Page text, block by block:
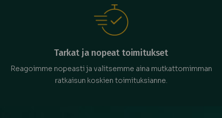
Tarkat ja nopeat toimitukset
Reagoimme nopeasti ja valitsemme aina mutkattomimman
ratkaisun koskien toimituksianne.